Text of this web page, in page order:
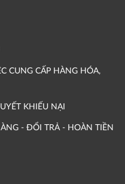
CUNG CẤP HÀNG HÓA,
KHIẾU NẠI
- ĐỔI TRẢ - HOÀN TIỀN